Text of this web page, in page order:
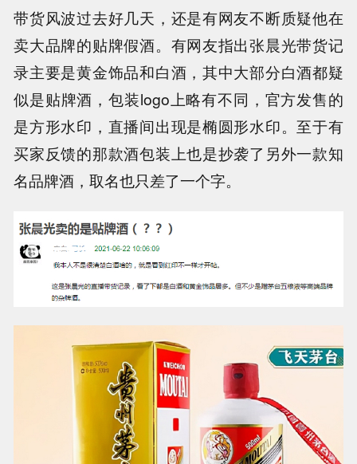
带货风波过去好几天，还是有网友不断质疑他在
卖大品牌的贴牌假酒。有网友指出张晨光带货记
录主要是黄金饰品和白酒，其中大部分白酒都疑
似是贴牌酒，包装logo上略有不同，官方发售的
是方形水印，直播间出现是椭圆形水印。至于有
买家反馈的那款酒包装上也是抄袭了另外一款知
名品牌酒，取名也只差了一个字。